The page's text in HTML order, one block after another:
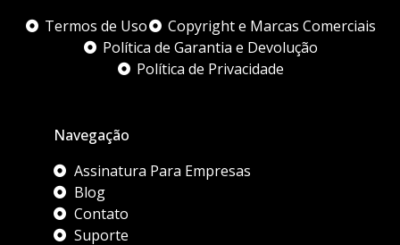
Termos de Uso
Copyright e Marcas Comerciais
Política de Garantia e Devolução
Política de Privacidade
Navegação
Assinatura Para Empresas
Blog
Contato
Suporte